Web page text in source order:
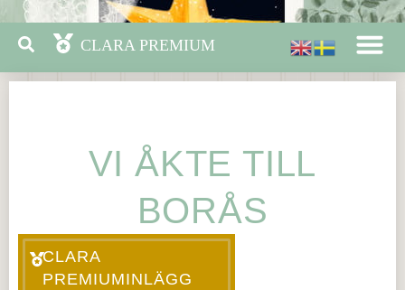
VI ÅKTE TILL
BORÅS
CLARA
PREMIUMINLÄGG